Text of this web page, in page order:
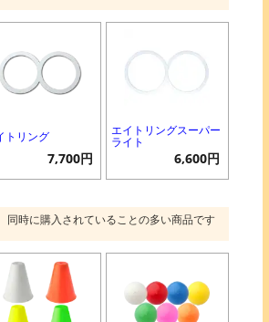
トリング
7,700円
エイトリングスーパー
ライト
6,600円
同時に購入されていることの多い商品です